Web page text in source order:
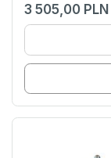
3 505,00 PLN